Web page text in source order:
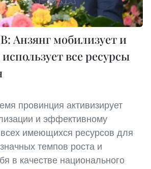
Анзянг мобилизует и
все ресурсы
провинция активизирует
и эффективному
имеющихся ресурсов для
темпов роста и
в качестве национального